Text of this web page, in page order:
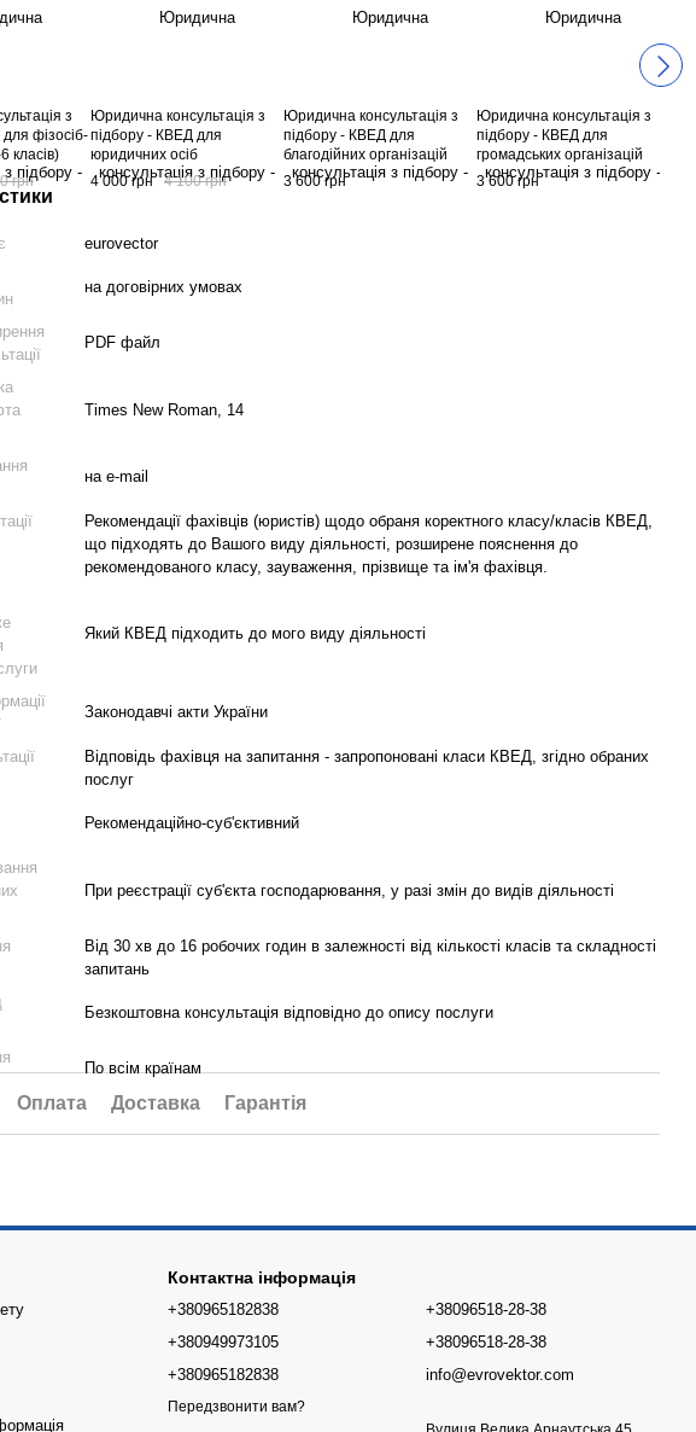
з
фізосіб-
класів)
грн
Юридична консультація з
підбору - КВЕД для
юридичних осіб
4 000 грн
4 100 грн
Юридична консультація з
підбору - КВЕД для
благодійних організацій
3 600 грн
Юридична консультація з
підбору - КВЕД для
громадських організацій
3 600 грн
eurovector
на договірних умовах
PDF файл
Times New Roman, 14
на e-mail
Рекомендації фахівців (юристів) щодо обраня коректного класу/класів КВЕД,
що підходять до Вашого виду діяльності, розширене пояснення до
рекомендованого класу, зауваження, прізвище та ім'я фахівця.
Який КВЕД підходить до мого виду діяльності
Законодавчі акти України
Відповідь фахівця на запитання - запропоновані класи КВЕД, згідно обраних
послуг
Рекомендаційно-суб'єктивний
При реєстрації суб'єкта господарювання, у разі змін до видів діяльності
Від 30 хв до 16 робочих годин в залежності від кількості класів та складності
запитань
Безкоштовна консультація відповідно до опису послуги
По всім країнам
Оплата Доставка Гарантія
Контактна інформація
+380965182838
+380949973105
+380965182838
Передзвонити вам?
+38096518-28-38
+38096518-28-38
info@evrovektor.com